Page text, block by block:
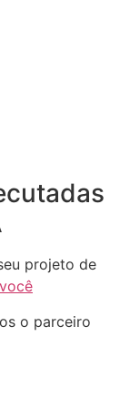
projeto de
o parceiro